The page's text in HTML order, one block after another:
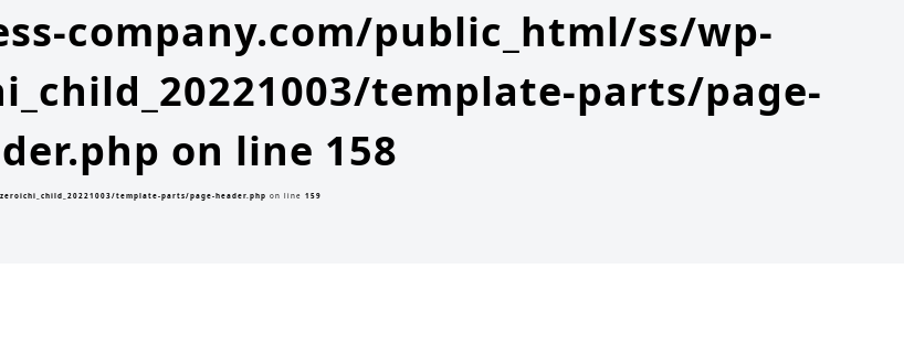
company.com/public_html/ss/wp-
template-parts/page-
on line 158
template-parts/page-header.php on line 159